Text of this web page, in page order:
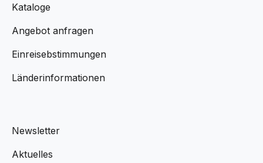
Kataloge
Angebot anfragen
Einreisebstimmungen
Länderinformationen
Newsletter
Aktuelles